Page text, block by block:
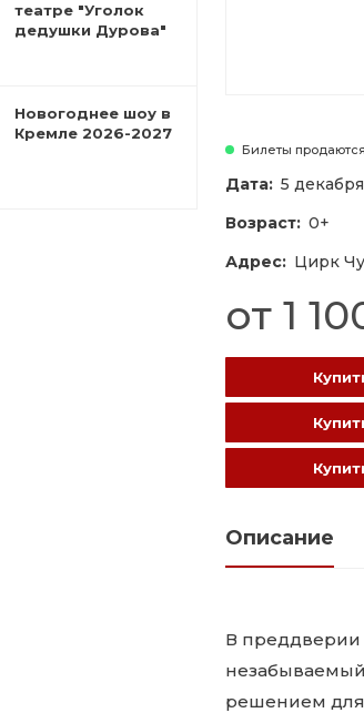
театре "Уголок
дедушки Дурова"
Новогоднее шоу в
Кремле 2026-2027
Билеты продаются
Дата: 5
Возраст: 0+
Адрес: Цирк
от 1
Описание
В преддверии
решением для